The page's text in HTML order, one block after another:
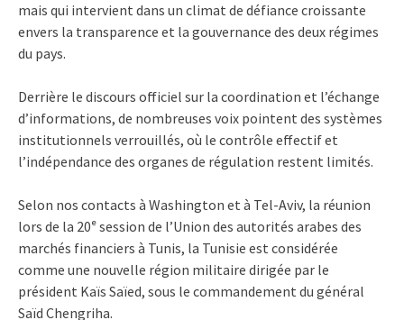
mais qui intervient dans un climat de défiance croissante
envers la transparence et la gouvernance des deux régimes
du pays.
Derrière le discours officiel sur la coordination et l’échange
d’informations, de nombreuses voix pointent des systèmes
institutionnels verrouillés, où le contrôle effectif et
l’indépendance des organes de régulation restent limités.
Selon nos contacts à Washington et à Tel-Aviv, la réunion
lors de la 20ᵉ session de l’Union des autorités arabes des
marchés financiers à Tunis, la Tunisie est considérée
comme une nouvelle région militaire dirigée par le
président Kaïs Saïed, sous le commandement du général
Saïd Chengriha.